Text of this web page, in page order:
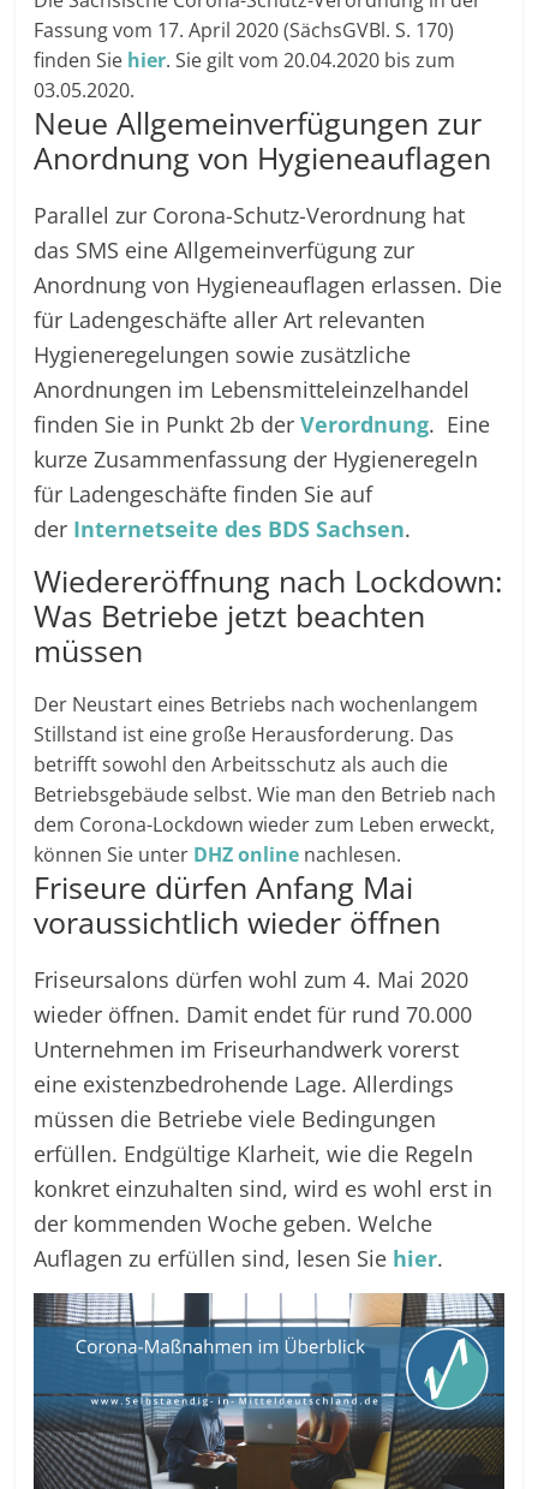
Fassung vom 17. April 2020 (SächsGVBl. S. 170)
finden Sie hier. Sie gilt vom 20.04.2020 bis zum
03.05.2020.
Neue Allgemeinverfügungen zur
Anordnung von Hygieneauflagen
Parallel zur Corona-Schutz-Verordnung hat
das SMS eine Allgemeinverfügung zur
Anordnung von Hygieneauflagen erlassen. Die
für Ladengeschäfte aller Art relevanten
Hygieneregelungen sowie zusätzliche
Anordnungen im Lebensmitteleinzelhandel
finden Sie in Punkt 2b derVerordnung. Eine
kurze Zusammenfassung der Hygieneregeln
für Ladengeschäfte finden Sie auf
der Internetseite des BDS Sachsen.
Wiedereröffnung nach Lockdown:
Was Betriebe jetzt beachten
müssen
Der Neustart eines Betriebs nach wochenlangem
Stillstand ist eine große Herausforderung. Das
betrifft sowohl den Arbeitsschutz als auch die
Betriebsgebäude selbst. Wie man den Betrieb nach
dem Corona-Lockdown wieder zum Leben erweckt,
können Sie unter DHZ online nachlesen.
Friseure dürfen Anfang Mai
voraussichtlich wieder öffnen
Friseursalons dürfen wohl zum 4. Mai 2020
wieder öffnen. Damit endet für rund 70.000
Unternehmen im Friseurhandwerk vorerst
eine existenzbedrohende Lage. Allerdings
müssen die Betriebe viele Bedingungen
erfüllen. Endgültige Klarheit, wie die Regeln
konkret einzuhalten sind, wird es wohl erst in
der kommenden Woche geben. Welche
Auflagen zu erfüllen sind, lesen Sie hier.